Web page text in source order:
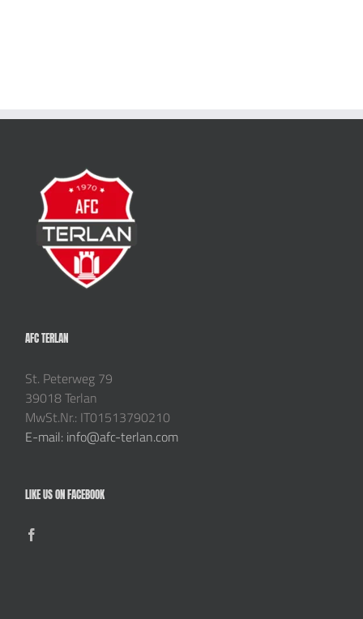
AFC TERLAN
St. Peterweg 79
39018 Terlan
MwSt.Nr.: IT01513790210
E-mail: info@afc-terlan.com
LIKE US ON FACEBOOK